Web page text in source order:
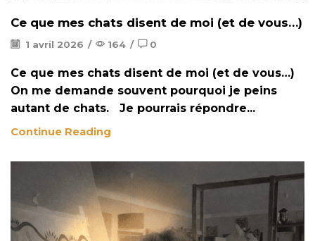
Ce que mes chats disent de moi (et de vous…)
1 avril 2026 / 164 / 0
Ce que mes chats disent de moi (et de vous…)
On me demande souvent pourquoi je peins
autant de chats. Je pourrais répondre...
Continue Reading